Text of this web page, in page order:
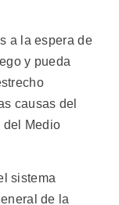
a la espera de
y pueda
causas del
del Medio
sistema
de la